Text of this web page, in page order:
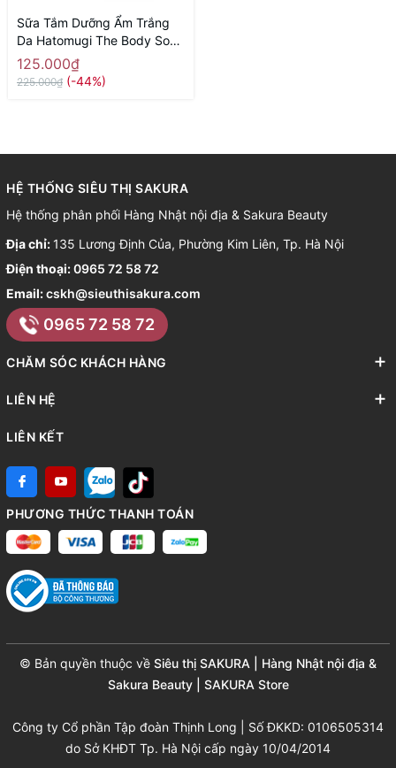
Sữa Tắm Dưỡng Ẩm Trắng
Da Hatomugi The Body Soap
600ml- Hàng Nhật nội địa
125.000₫
225.000₫ (-44%)
HỆ THỐNG SIÊU THỊ SAKURA
Hệ thống phân phối Hàng Nhật nội địa & Sakura Beauty
Địa chỉ: 135 Lương Định Của, Phường Kim Liên, Tp. Hà Nội
Điện thoại:0965 72 58 72
Email:cskh@sieuthisakura.com
0965 72 58 72
CHĂM SÓC KHÁCH HÀNG
LIÊN HỆ
LIÊN KẾT
PHƯƠNG THỨC THANH TOÁN
© Bản quyền thuộc về Siêu thị SAKURA | Hàng Nhật nội địa &
Sakura Beauty | SAKURA Store
Công ty Cổ phần Tập đoàn Thịnh Long | Số ĐKKD: 0106505314
do Sở KHĐT Tp. Hà Nội cấp ngày 10/04/2014